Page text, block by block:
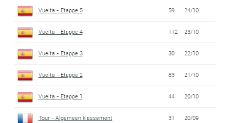
Vuelta - Etappe 5 59 24/10
Vuelta - Etappe 4 112 23/10
Vuelta - Etappe 3 30 22/10
Vuelta - Etappe 2 83 21/10
Vuelta - Etappe 1 44 20/10
Tour - Algemeen klassement 31 20/09